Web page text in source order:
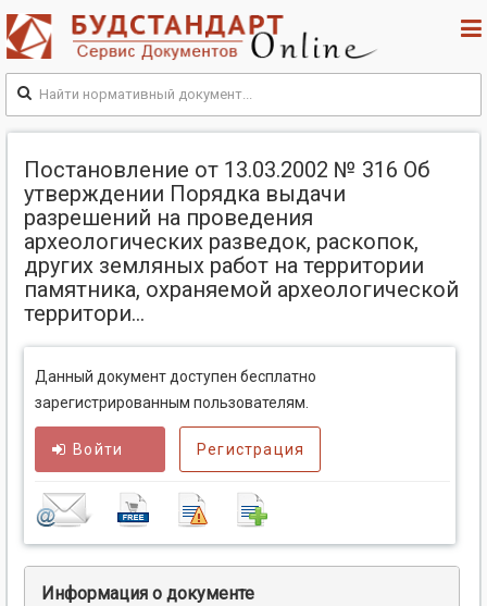
Постановление от 13.03.2002 № 316 Об
утверждении Порядка выдачи
разрешений на проведения
археологических разведок, раскопок,
других земляных работ на территории
памятника, охраняемой археологической
территори...
Данный документ доступен бесплатно
зарегистрированным пользователям.
Войти Регистрация
Информация о документе